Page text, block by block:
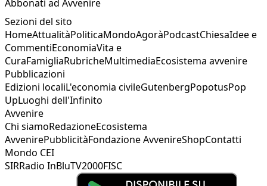
Abbonati ad Avvenire
Sezioni del sito
HomeAttualitàPoliticaMondoAgoràPodcastChiesaIdee e
CommentiEconomiaVita e
CuraFamigliaRubricheMultimediaEcosistema avvenire
Pubblicazioni
Edizioni localiL'economia civileGutenbergPopotusPop
UpLuoghi dell'Infinito
Avvenire
Chi siamoRedazioneEcosistema
AvvenirePubblicitàFondazione AvvenireShopContatti
Mondo CEI
SIRRadio InBluTV2000FISC